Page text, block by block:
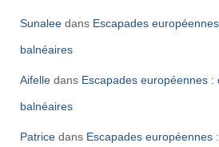
Sunalee dans Escapades
balnéaires
Aifelle dans Escapades européennes :
balnéaires
Patrice dans Escapades européennes